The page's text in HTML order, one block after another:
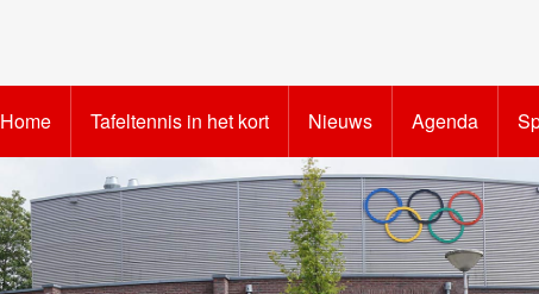
Home Tafeltennis in het kort Nieuws Agenda